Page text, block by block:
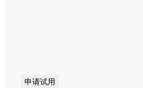
申请试用